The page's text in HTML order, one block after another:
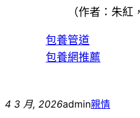
（作者：朱
包養管道
包養網推薦
4 3 月, 2026admin親情